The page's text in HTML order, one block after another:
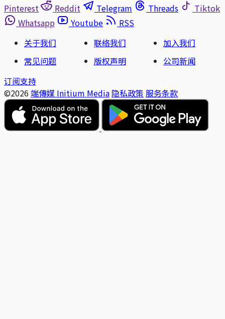
Pinterest
Reddit Telegram Threads
Tiktok
Whatsapp
Youtube
RSS
关于我们
联络我们
加入我们
常见问题
版权声明
公司新闻
订阅支持
©2026 端傳媒 Initium Media 隐私政策 服务条款